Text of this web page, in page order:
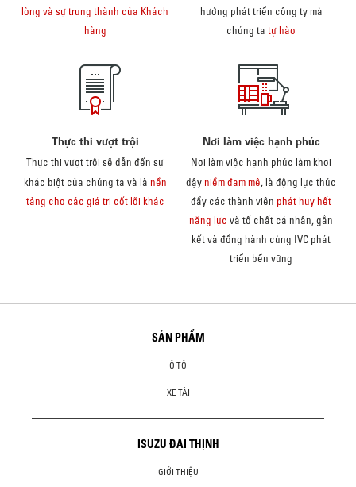
lòng và sự trung thành của Khách
hàng
hướng phát triển công ty mà
chúng ta tự hào
Thực thi vượt trội
Thực thi vượt trội sẽ dẫn đến sự
khác biệt của chúng ta và là nền
tảng cho các giá trị cốt lõi khác
Nơi làm việc hạnh phúc
Nơi làm việc hạnh phúc làm khơi
dậyniềm đam mê, là động lực thúc
đẩy các thành viên phát huy hết
năng lực và tố chất cá nhân, gắn
kết và đồng hành cùng IVC phát
triển bền vững
SẢN PHẨM
Ô TÔ
XE TẢI
ISUZU ĐẠI THỊNH
GIỚI THIỆU